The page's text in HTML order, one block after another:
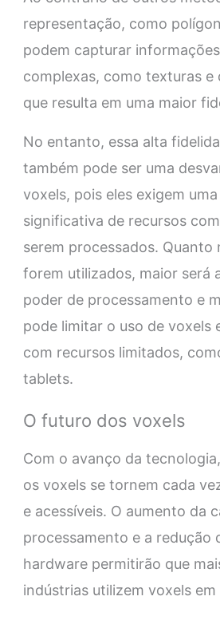
representação, como
podem capturar
complexas, como texturas e
que resulta em uma maior
No entanto, essa alta
também pode ser uma
voxels, pois eles exigem
significativa de recursos
serem processados. Quanto
forem utilizados, maior será
poder de processamento e
pode limitar o uso de voxels
com recursos limitados,
tablets.
O futuro dos voxels
Com o avanço da
os voxels se tornem cada
e acessíveis. O aumento da
processamento e a redução
hardware permitirão que
indústrias utilizem voxels em